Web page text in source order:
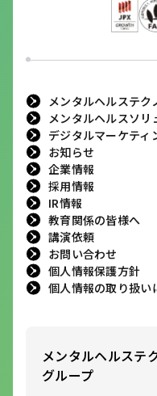
メンタルヘルステク
メンタルヘルスソリ
デジタルマーケティ
お知らせ
企業情報
採用情報
IR情報
教育関係の皆様へ
講演依頼
お問い合わせ
個人情報保護方針
個人情報の取り扱い
メンタルヘルステ
グループ